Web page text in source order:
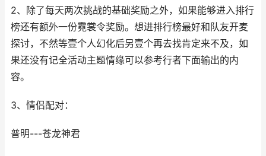
2、除了每天两次挑战的基础奖励之外，如果能够进入排行
榜还有额外一份霓裳令奖励。想进排行榜最好和队友开麦
探讨，不然等壹个人幻化后另壹个再去找肯定来不及，如
果还没有记全活动主题情缘可以参考行者下面输出的内
容。
3、情侣配对：
普明---苍龙神君